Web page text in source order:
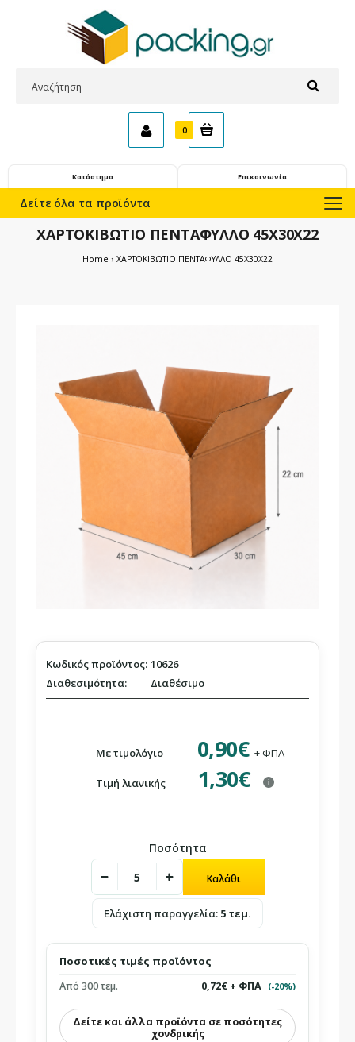
0
Κατάστημα Επικοινωνία
Δείτε όλα τα προϊόντα
ΧΑΡΤΟΚΙΒΩΤΙΟ ΠΕΝΤΑΦΥΛΛΟ 45X30X22
Home ΧΑΡΤΟΚΙΒΩΤΙΟ ΠΕΝΤΑΦΥΛΛΟ 45X30X22
Κωδικός προϊόντος: 10626
Διαθεσιμότητα:
Διαθέσιμο
Με τιμολόγιο 0,90€ + ΦΠΑ
Τιμή λιανικής 1,30€ i
Ποσότητα
Ελάχιστη παραγγελία: 5 τεμ.
Ποσοτικές τιμές προϊόντος
Από 300 τεμ. 0,72€ + ΦΠΑ (-20%)
Δείτε και άλλα προϊόντα σε ποσότητες
χονδρικής